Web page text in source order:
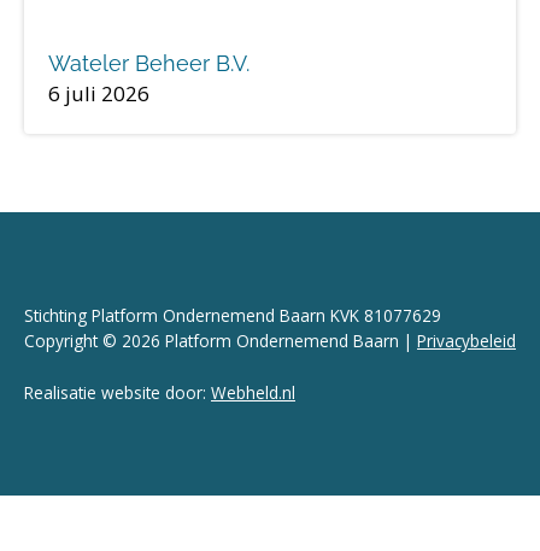
Wateler Beheer B.V.
6 juli 2026
Stichting Platform Ondernemend Baarn KVK 81077629
Copyright © 2026 Platform Ondernemend Baarn | Privacybeleid
Realisatie website door: Webheld.nl